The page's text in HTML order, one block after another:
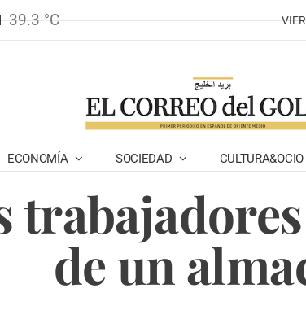
39.3 °C
ECONOMÍA SOCIEDAD CULTURA&OCIO
de un